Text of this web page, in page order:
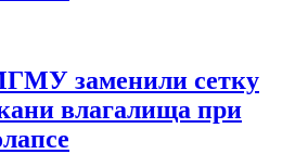
заменили сетку
влагалища при